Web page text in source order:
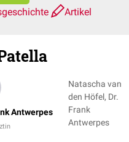
Artikel
Antwerpes
Natascha van
den Höfel, Dr.
Frank
Antwerpes